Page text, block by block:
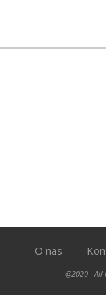
O nas
@2020 - All